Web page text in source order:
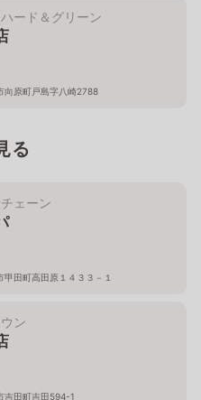
ード＆グリーン
向原町戸島字八崎2788
る
ェーン
甲田町高田原１４３３－１
ン
吉田町吉田594-1